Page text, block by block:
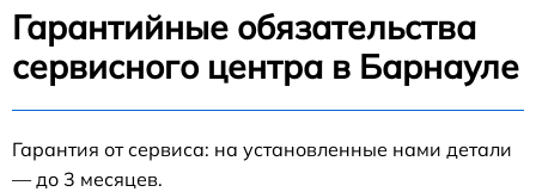
Гарантийные обязательства
сервисного центра в Барнауле
Гарантия от сервиса: на установленные нами детали
— до 3 месяцев.